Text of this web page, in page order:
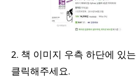
2. 책 이미지 우측 하단에 있는
클릭해주세요.